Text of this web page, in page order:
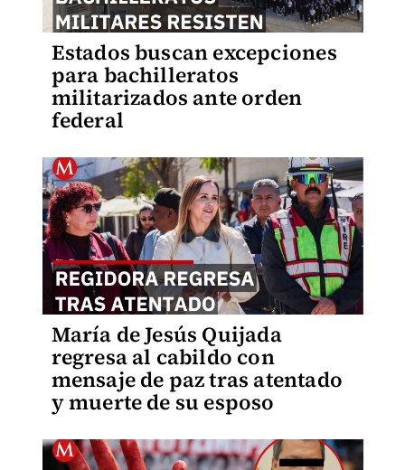
Estados buscan excepciones
para bachilleratos
militarizados ante orden
federal
María de Jesús Quijada
regresa al cabildo con
mensaje de paz tras atentado
y muerte de su esposo